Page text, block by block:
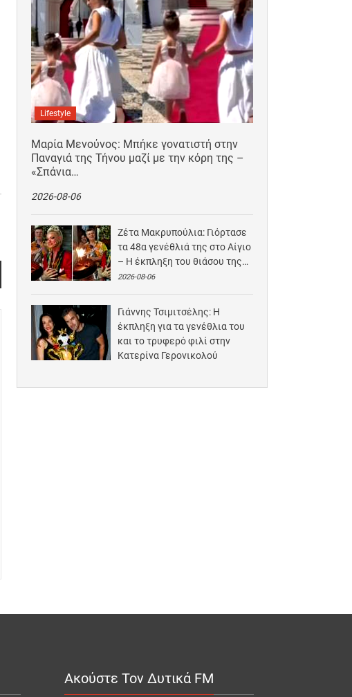
Lifestyle
Μαρία Μενούνος: Μπήκε γονατιστή στην
Παναγιά της Τήνου μαζί με την κόρη της –
«Σπάνια…
2026-08-06
Ζέτα Μακρυπούλια: Γιόρτασε
τα 48α γενέθλιά της στο Αίγιο
– Η έκπληξη του θιάσου της…
2026-08-06
Γιάννης Τσιμιτσέλης: Η
έκπληξη για τα γενέθλια του
και το τρυφερό φιλί στην
Κατερίνα Γερονικολού
Ακούστε Τον Δυτικά FM